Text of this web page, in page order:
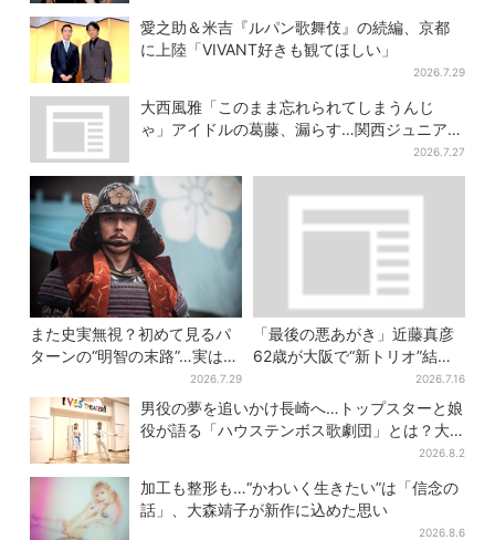
愛之助＆米吉『ルパン歌舞伎』の続編、京都
に上陸「VIVANT好きも観てほしい」
2026.7.29
大西風雅「このまま忘れられてしまうんじ
ゃ」アイドルの葛藤、漏らす…関西ジュニア特
2026.7.27
また史実無視？初めて見るパ
ターンの“明智の末路”…実は、
ありえなくもない！？【豊臣
兄弟】
2026.7.29
「最後の悪あがき」近藤真彦
62歳が大阪で“新トリオ”結
成？メッセ黒田との「街ブ
ラ」志願し天満橋、京橋へ
2026.7.16
男役の夢を追いかけ長崎へ…トップスターと娘
役が語る「ハウステンボス歌劇団」とは？大
2026.8.2
加工も整形も…“かわいく生きたい”は「信念の
話」、大森靖子が新作に込めた思い
2026.8.6